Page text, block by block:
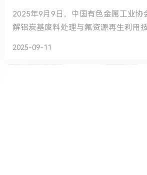
2025年9月9日，中国有色金属工业协
解铝炭基废料处理与氟资源再生利用
云南云铝海鑫铝业有限公司、内蒙古
2025-09-11